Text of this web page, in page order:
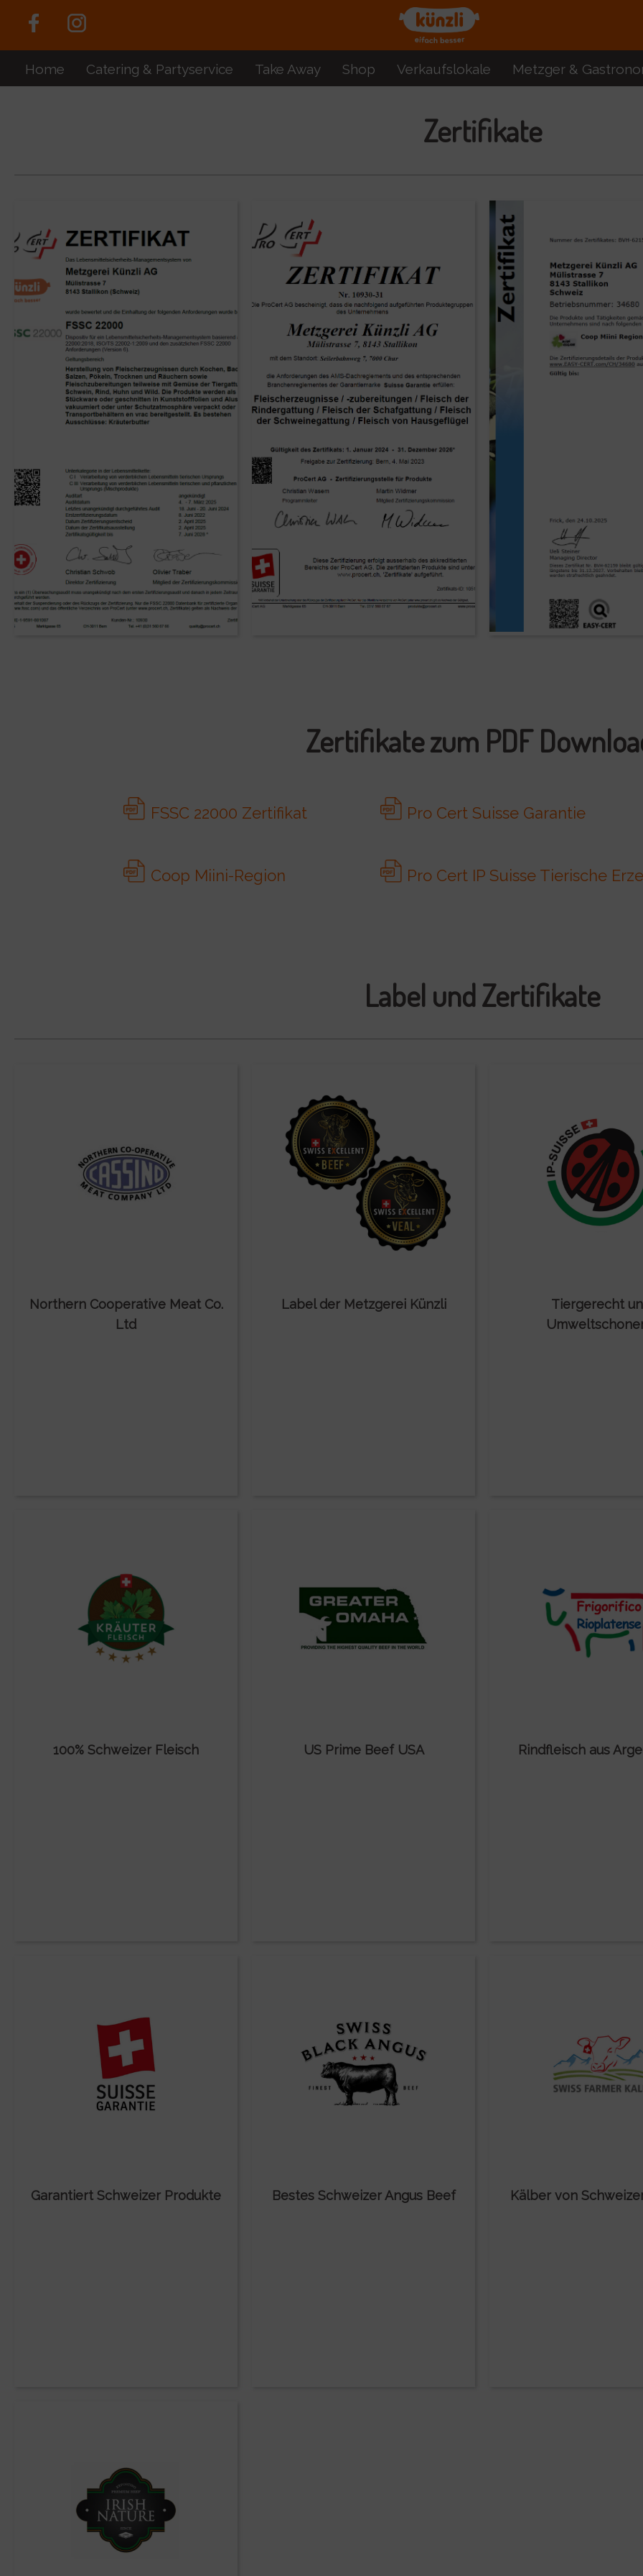
Home Catering & Partyservice Take Away Shop Verkaufslokale Metzger &
Zertifikate
Zertifikate zum PDF
FSSC 22000 Zertifikat Pro Cert Suisse Garantie
Coop Miini-Region Pro Cert IP Suisse Tierische
Label und Zertifikate
Northern Cooperative Meat Co.
Ltd
Label der Metzgerei Künzli
Tiergerecht
100% Schweizer Fleisch US Prime Beef USA Rindfleisch aus
Garantiert Schweizer Produkte Bestes Schweizer Angus Beef Kälber von